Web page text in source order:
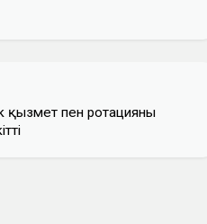
қызмет пен ротацияның